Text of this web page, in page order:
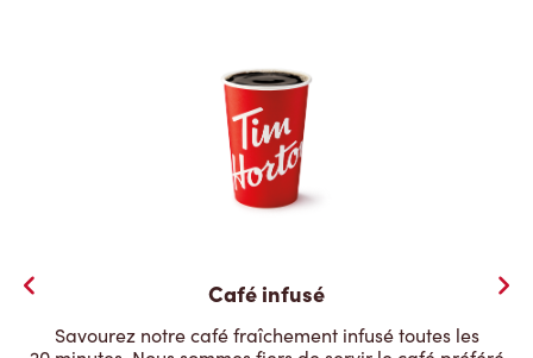
Café infusé
Savourez notre café fraîchement infusé toutes les